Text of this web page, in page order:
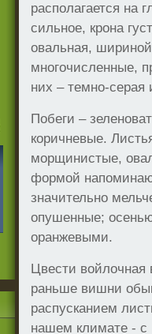
располагается на
сильное, крона
овальная,
многочисленные,
них – темно-серая
Побеги –
коричневые.
морщинистые,
формой
значительно
опушенные;
оранжевыми.
Цвести войлочная
раньше вишни
распусканием
нашем климате - с